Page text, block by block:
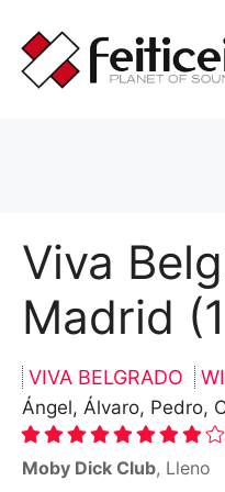
contenido
Viva
Madrid
VIVA BELGRADO
Ángel, Álvaro, Pedro,
Moby Dick Club, Lleno